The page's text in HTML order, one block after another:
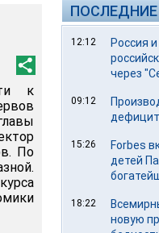
к
По
12:12
Россия
через
09:12
15:26
Forbes
детей
18:22
новую